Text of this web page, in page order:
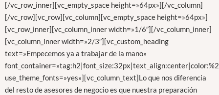
[/vc_row_inner][vc_empty_space height=»64px»][/vc_column]
[/vc_row][vc_row][vc_column][vc_empty_space height=»64px»]
[vc_row_inner][vc_column_inner width=»1/6″][/vc_column_inner]
[vc_column_inner width=»2/3″][vc_custom_heading
text=»Empecemos ya a trabajar de la mano»
use_theme_fonts=»yes»][vc_column_text]Lo que nos diferencia
del resto de asesores de negocio es que nuestra preparación